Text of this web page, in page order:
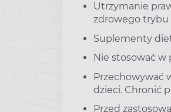
Utrzymanie
zdrowego trybu
Suplementy
Nie stosować
Przechowywać
dzieci. Chronić
Przed